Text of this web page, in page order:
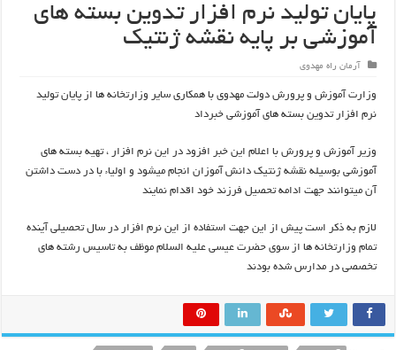
پایان تولید نرم افزار تدوین بسته های
آموزشی بر پایه نقشه ژنتیک
آرمان راه مهدوی
وزارت آموزش و پرورش دولت مهدوی با همکاری سایر وزارتخانه ها از پایان تولید
نرم افزار تدوین بسته های آموزشی خبرداد
وزیر آموزش و پرورش با اعلام این خبر افزود در این نرم افزار ، تهیه بسته های
آموزشی بوسیله نقشه ژنتیک دانش آموزان انجام میشود و اولیاء با در دست داشتن
آن میتوانند جهت ادامه تحصیل فرزند خود اقدام نمایند
لازم به ذکر است پیش از این جهت استفاده از این نرم افزار در سال تحصیلی آینده
تمام وزارتخانه ها از سوی حضرت عیسی علیه السلام موظف به تاسیس رشته های
تخصصی در مدارس شده بودند